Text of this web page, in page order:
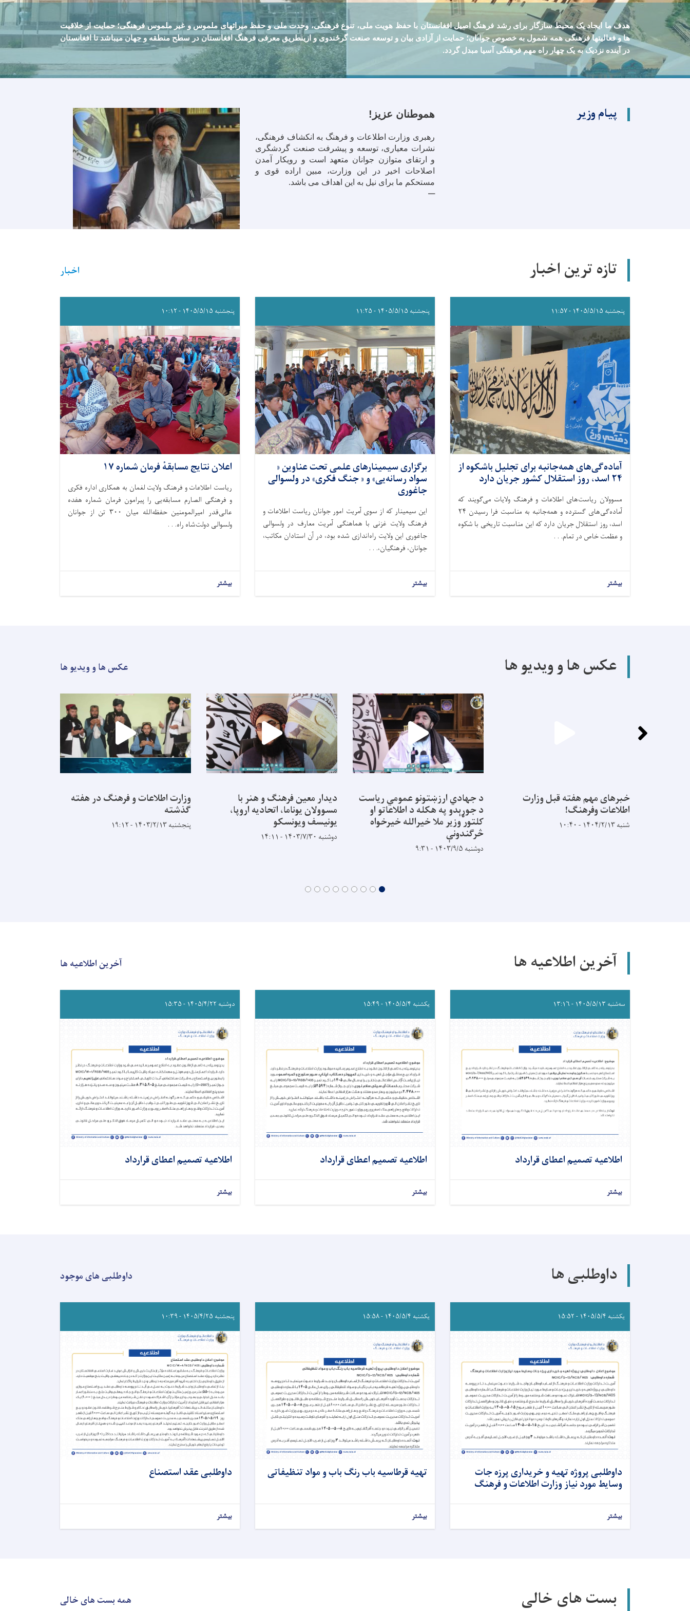
هدف ما ايجاد يک محيط سازگار برای رشد فرهنگ اصيل افغانستان با حفظ هويت ملی، تنوع فرهنگی، وحدت ملی و حفظ ميراثهای ملموس و غیر ملموس فرهنگی؛ حمایت از خلاقيت
ها و فعالیتها فرهنگی همه شمول به خصوص جوانان؛ حمايت از آزادی بيان و توسعه صنعت گرځندوی و ازينطريق معرفی فرهنگ افغانستان در سطح منطقه و جهان ميباشد تا افغانستان
در آينده نزديک به يک چهار راه مهم فرهنگی آسيا مبدل گردد.
پیام وزیر هموطنان عزیز!
رهبری وزارت اطلاعات و فرهنگ به انکشاف فرهنگی،
نشرات معیاری، توسعه و پیشرفت صنعت گردشگری
و ارتقای متوازن جوانان متعهد است و رویکار آمدن
اصلاحات اخیر در این وزارت، مبین اراده قوی و
مستحکم ما برای نیل به این اهداف می باشد.
تازه ترین اخبار اخبار
پنجشنبه ۱۴۰۵/۵/۱۵ - ۱۱:۵۷
آماده‌گی‌‌های همه‌جانبه برای تجلیل باشکوه از
۲۴ اسد، روز استقلال کشور جریان دارد
مسوولان ریاست‌های اطلاعات و فرهنگ ولایات می‌گویند که
آماده‌گی‌های گسترده و همه‌جانبه به مناسبت فرا رسیدن ۲۴
اسد، روز استقلال جریان دارد که این مناسبت تاریخی با شکوه
و عظمت خاص در تمام. . .
بیشتر
پنجشنبه ۱۴۰۵/۵/۱۵ - ۱۱:۲۵
برگزاری سیمینار‌های علمی تحت عناوین «
سواد رسانه‌یی» و « جنگ فکری» در ولسوالی
جاغوری
این سیمینار که از سوی آمریت امور جوانان ریاست اطلاعات و
فرهنگ ولایت غزنی با هماهنگی آمریت معارف در ولسوالی
جاغوری این ولایت راه‌اندازی شده بود، در آن استادان مکاتب،
جوانان، فرهنگیان،. . .
بیشتر
پنجشنبه ۱۴۰۵/۵/۱۵ - ۱۰:۱۲
اعلان نتایج مسابقهٔ فرمان شماره ۱۷
ریاست اطلاعات و فرهنگ ولایت لغمان به همکاری اداره فکری
و فرهنگی الصارم مسابقه‌یی را پیرامون فرمان شماره هفده
عالی‌قدر امیرالمومنین حفظه‌الله میان ۳۰۰ تن از جوانان
ولسوالی دولت‌شاه راه. . .
بیشتر
عکس ها و ویدیو ها عکس ها و ویدیو ها
خبرهای مهم هفته قبل وزارت
اطلاعات وفرهنگ!
شنبه ۱۴۰۴/۲/۱۳ - ۱۰:۴۰
د جهادي ارزښتونو عمومي ریاست
د جوړېدو په هکله د اطلاعاتو او
کلتور وزير ملا خیرالله خیرخواه
څرګندونې
دوشنبه ۱۴۰۳/۹/۵ - ۹:۳۱
دیدار معین فرهنگ و هنر با
مسوولان یوناما، اتحادیه اروپا،
یونیسف ویونسکو
دوشنبه ۱۴۰۳/۷/۳۰ - ۱۴:۱۱
وزارت اطلاعات و فرهنگ در هفته
گذشته
پنجشنبه ۱۴۰۳/۲/۱۳ - ۱۹:۱۲
آخرین اطلاعیه ها آخرین اطلاعیه ها
سه‌شنبه ۱۴۰۵/۵/۱۳ - ۱۳:۱۶
اطلاعیه تصمیم اعطای قرارداد
بیشتر
یکشنبه ۱۴۰۵/۵/۴ - ۱۵:۴۹
اطلاعیه تصمیم اعطای قرارداد
بیشتر
دوشنبه ۱۴۰۵/۴/۲۲ - ۱۵:۳۵
اطلاعیه تصمیم اعطای قرارداد
بیشتر
داوطلبی ها داوطلبی های موجود
یکشنبه ۱۴۰۵/۵/۴ - ۱۵:۵۲
داوطلبی پروژه تهیه و خریداری پرزه جات
وسایط مورد نیاز وزارت اطلاعات و فرهنگ
بیشتر
یکشنبه ۱۴۰۵/۵/۴ - ۱۵:۵۸
تهیه قرطاسیه باب رنگ باب و مواد تنظیفاتی
بیشتر
پنجشنبه ۱۴۰۵/۴/۲۵ - ۱۰:۳۹
داوطلبی عقد استصناع
بیشتر
بست های خالی همه بست های خالی